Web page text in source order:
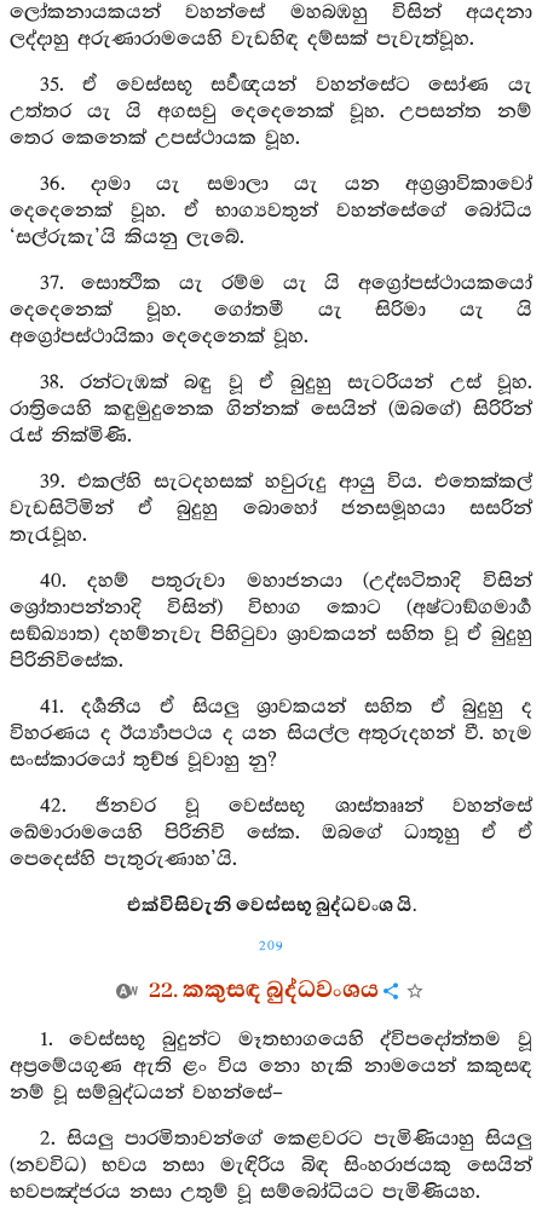
ලෝකනායකයන් වහන්සේ මහබඹහු විසින් අයදනා
ලද්දාහු අරුණාරාමයෙහි වැඩහිඳ දම්සක් පැවැත්වූහ.
35. ඒ වෙස්සභූ සර්‍වඥයන් වහන්සේට සෝණ යැ
උත්තර යැ යි අගසවු දෙදෙනෙක් වූහ. උපසන්ත නම්
තෙර කෙනෙක් උපස්ථායක වූහ.
36. දාමා යැ සමාලා යැ යන අග්‍රශ්‍රාවිකාවෝ
දෙදෙනෙක් වූහ. ඒ භාග්‍යවතුන් වහන්සේගේ බෝධිය
‘සල්රුකැ’යි කියනු ලැබේ.
37. සොත්‍ථික යැ රම්ම යැ යි අග්‍රෝපස්ථායකයෝ
දෙදෙනෙක් වූහ. ගෝතමී යැ සිරිමා යැ යි
අග්‍රෝපස්ථායිකා දෙදෙනෙක් වූහ.
38. රන්ටැඹක් බඳු වූ ඒ බුදුහු සැටරියන් උස් වූහ.
රාත්‍රියෙහි කඳුමුදුනෙක ගින්නක් සෙයින් (ඔබගේ) සිරිරින්
රැස් නික්මිණි.
39. එකල්හි සැටදහසක් හවුරුදු ආයු විය. එතෙක්කල්
වැඩසිටිමින් ඒ බුදුහු බොහෝ ජනසමූහයා සසරින්
තැරැවූහ.
40. දහම් පතුරුවා මහාජනයා (උද්ඝටිතාදි විසින්
ශ්‍රෝතාපන්නාදි විසින්) විභාග කොට (අෂ්ටාඞ්ගමාර්‍ග
සඞ්ඛ්‍යාත) දහම්නැවැ පිහිටුවා ශ්‍රාවකයන් සහිත වූ ඒ බුදුහු
පිරිනිවිසේක.
41. දර්‍ශනීය ඒ සියලු ශ්‍රාවකයන් සහිත ඒ බුදුහු ද
විහරණය ද ඊර්‍ය්‍යාපථය ද යන සියල්ල අතුරුදහන් වී. හැම
සංස්කාරයෝ තුච්ඡ වූවාහු නු?
42. ජිනවර වූ වෙස්සභූ ශාස්තෲන් වහන්සේ
ඛේමාරාමයෙහි පිරිනිවි සේක. ඔබගේ ධාතූහු ඒ ඒ
පෙදෙස්හි පැතුරුණාහ’යි.
එක්විසිවැනි වෙස්සභූ බුද්ධවංශ යි.
209
22. කකුසඳ බුද්ධවංශය
1. වෙස්සභූ බුදුන්ට මෑතභාගයෙහි ද්විපදෝත්තම වූ
අප්‍රමේයගුණ ඇති ළං විය නො හැකි නාමයෙන් කකුසඳ
නම් වූ සම්බුද්ධයන් වහන්සේ–
2. සියලු පාරමිතාවන්ගේ කෙළවරට පැමිණියාහු සියලු
(නවවිධ) භවය නසා මැඳිරිය බිඳ සිංහරාජයකු සෙයින්
භවපඤ්ජරය නසා උතුම් වූ සම්බෝධියට පැමිණියහ.